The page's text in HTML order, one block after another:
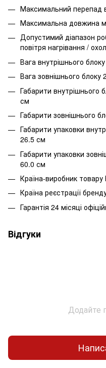
Максимальний перепад
Максимальна довжина
Допустимий діапазон
повітря нагрівання /
Вага внутрішнього
Вага зовнішнього блоку
Габарити внутрішнього
см
Габарити зовнішнього
Габарити упаковки
26.5 см
Габарити упаковки
60.0 см
Країна-виробник товару
Країна реєстрації
Гарантія 24 місяці
Відгуки
Додайте